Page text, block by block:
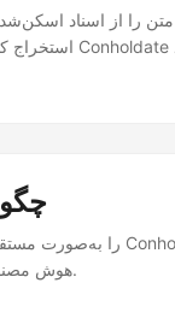
هوش مصنوعی تبدیل کنید. منطق، ساختار و قالب‌بندی را به‌صورت خودکار حفظ کنید.